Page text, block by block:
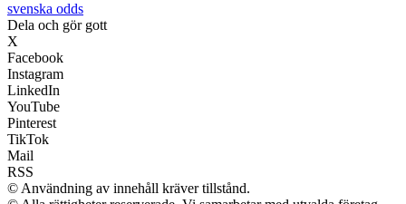
svenska odds
Dela och gör gott
X
Facebook
Instagram
LinkedIn
YouTube
Pinterest
TikTok
Mail
RSS
© Användning av innehåll kräver tillstånd.